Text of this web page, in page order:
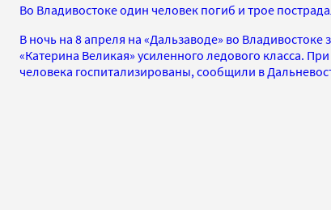
Во Владивостоке один человек погиб и трое
В ночь на 8 апреля на «Дальзаводе» во Владивостоке
«Катерина Великая» усиленного ледового класса.
человека госпитализированы, сообщили в